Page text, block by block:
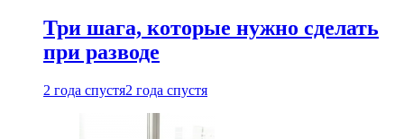
Три шага, которые нужно сделать
при разводе
2 года спустя2 года спустя